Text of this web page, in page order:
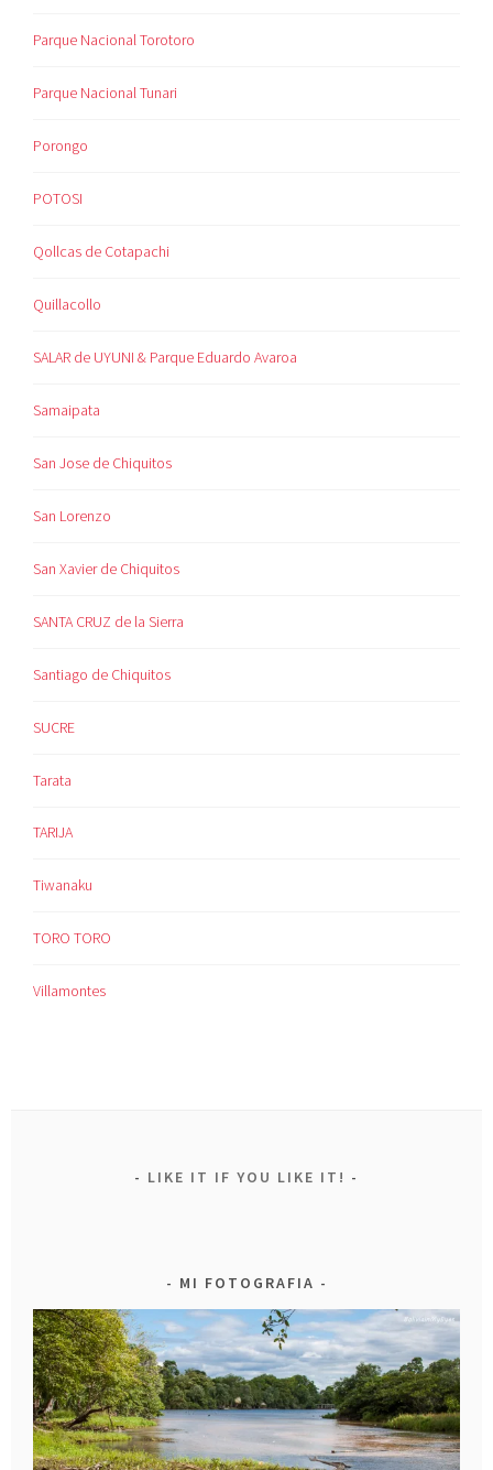
Parque Nacional Torotoro
Parque Nacional Tunari
Porongo
POTOSI
Qollcas de Cotapachi
Quillacollo
SALAR de UYUNI & Parque Eduardo Avaroa
Samaipata
San Jose de Chiquitos
San Lorenzo
San Xavier de Chiquitos
SANTA CRUZ de la Sierra
Santiago de Chiquitos
SUCRE
Tarata
TARIJA
Tiwanaku
TORO TORO
Villamontes
LIKE IT IF YOU LIKE IT!
MI FOTOGRAFIA